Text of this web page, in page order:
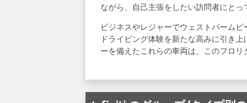
ながら、自己主張をしたい訪問者にとっ
ビジネスやレジャーでウェストパームビ
ドライビング体験を新たな高みに引き
ーを備えたこれらの車両は、このフロ